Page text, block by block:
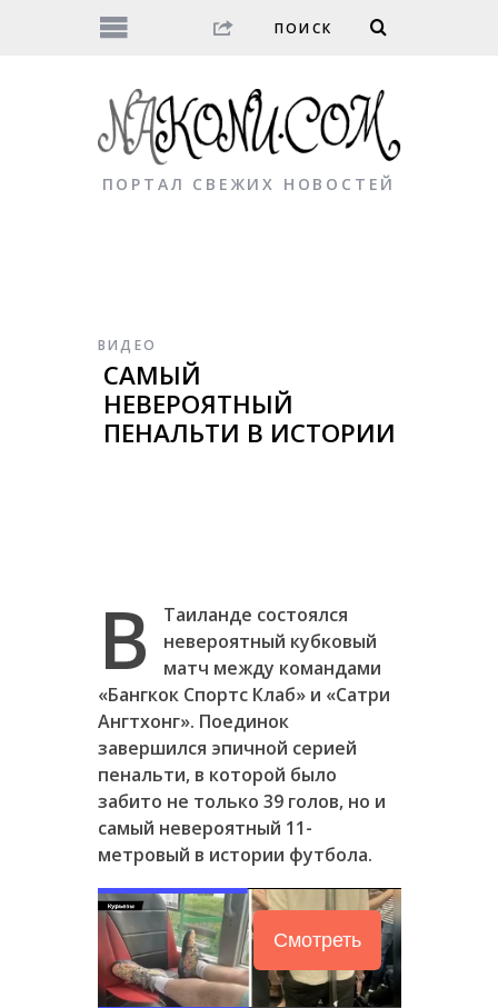
ПОРТАЛ СВЕЖИХ НОВОСТЕЙ
ВИДЕО
САМЫЙ
НЕВЕРОЯТНЫЙ
ПЕНАЛЬТИ В ИСТОРИИ
В
Таиланде состоялся
невероятный кубковый
матч между командами
«Бангкок Спортс Клаб» и «Сатри
Ангтхонг». Поединок
завершился эпичной серией
пенальти, в которой было
забито не только 39 голов, но и
самый невероятный 11-
метровый в истории футбола.
Смотреть